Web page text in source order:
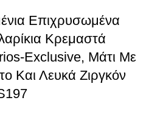
Eπιχρυσωμένα
Κρεμαστά
Exclusive, Μάτι Με
Και Λευκά Ζιργκόν